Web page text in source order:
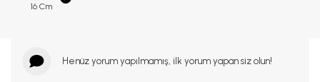
16 Cm
Henüz yorum yapılmamış, ilk yorum yapan siz olun!